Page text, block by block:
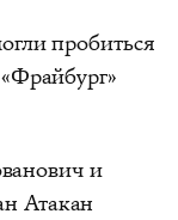
пробиться
и
Атакан